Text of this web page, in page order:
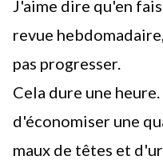
J'aime dire qu'en
revue hebdomadaire
pas progresser.
Cela dure une
d'économiser une
maux de têtes et